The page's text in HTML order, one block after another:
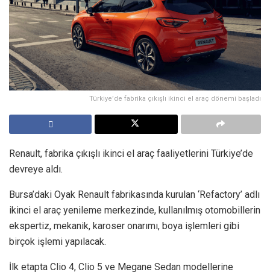
Türkiye’de fabrika çıkışlı ikinci el araç dönemi başladı
Renault, fabrika çıkışlı ikinci el araç faaliyetlerini Türkiye’de
devreye aldı.
Bursa’daki Oyak Renault fabrikasında kurulan ‘Refactory’ adlı
ikinci el araç yenileme merkezinde, kullanılmış otomobillerin
ekspertiz, mekanik, karoser onarımı, boya işlemleri gibi
birçok işlemi yapılacak.
İlk etapta Clio 4, Clio 5 ve Megane Sedan modellerine